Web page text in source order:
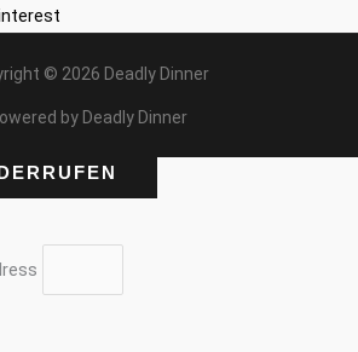
© 2026 Deadly Dinner
by Deadly Dinner